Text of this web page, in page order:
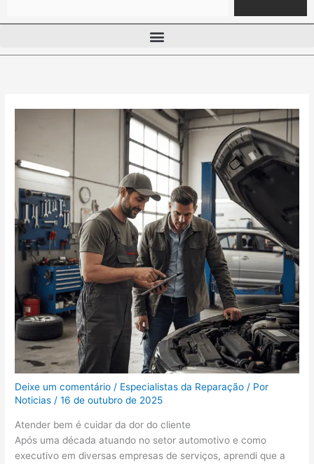
Deixe um comentário / Especialistas da Reparação / Por
Noticias /16 de outubro de 2025
Atender bem é cuidar da dor do cliente
Após uma década atuando no setor automotivo e como
executivo em diversas empresas de serviços, aprendi que a